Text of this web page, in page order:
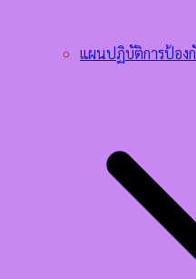
แผนปฏิบัติการป้อง